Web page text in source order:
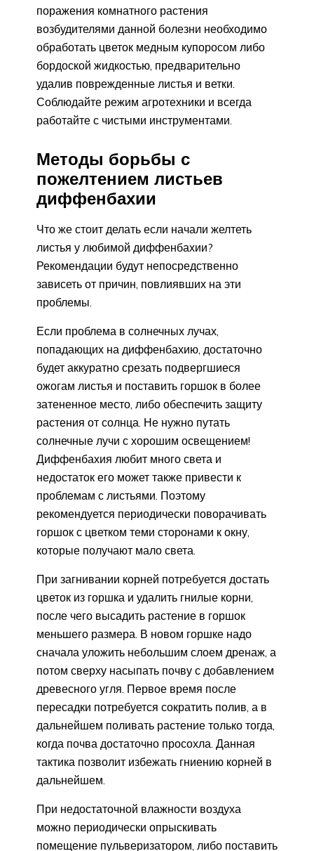
поражения комнатного растения
возбудителями данной болезни необходимо
обработать цветок медным купоросом либо
бордоской жидкостью, предварительно
удалив поврежденные листья и ветки.
Соблюдайте режим агротехники и всегда
работайте с чистыми инструментами.
Методы борьбы с
пожелтением листьев
диффенбахии
Что же стоит делать если начали желтеть
листья у любимой диффенбахии?
Рекомендации будут непосредственно
зависеть от причин, повлиявших на эти
проблемы.
Если проблема в солнечных лучах,
попадающих на диффенбахию, достаточно
будет аккуратно срезать подвергшиеся
ожогам листья и поставить горшок в более
затененное место, либо обеспечить защиту
растения от солнца. Не нужно путать
солнечные лучи с хорошим освещением!
Диффенбахия любит много света и
недостаток его может также привести к
проблемам с листьями. Поэтому
рекомендуется периодически поворачивать
горшок с цветком теми сторонами к окну,
которые получают мало света.
При загнивании корней потребуется достать
цветок из горшка и удалить гнилые корни,
после чего высадить растение в горшок
меньшего размера. В новом горшке надо
сначала уложить небольшим слоем дренаж, а
потом сверху насыпать почву с добавлением
древесного угля. Первое время после
пересадки потребуется сократить полив, а в
дальнейшем поливать растение только тогда,
когда почва достаточно просохла. Данная
тактика позволит избежать гниению корней в
дальнейшем.
При недостаточной влажности воздуха
можно периодически опрыскивать
помещение пульверизатором, либо поставить